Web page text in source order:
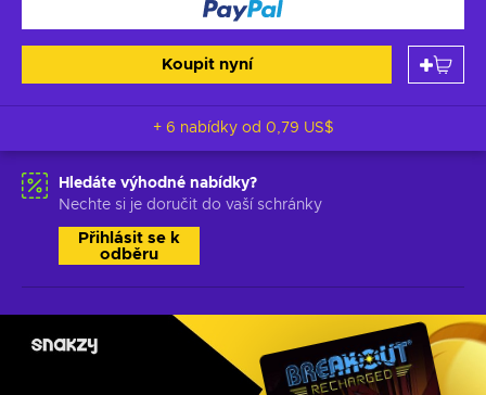
Koupit nyní
+ 6 nabídky od 0,79 US$
Hledáte výhodné nabídky?
Nechte si je doručit do vaší schránky
Přihlásit se k
odběru